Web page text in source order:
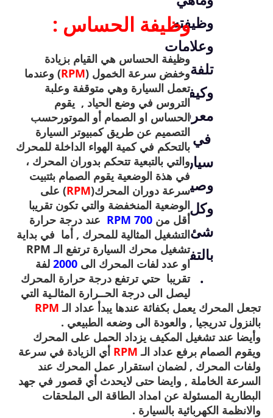
وظيفته
وعلامات
تلفة
وكيفية
معرفته
في
سيارتك
وصيانته
وكل
شئ
بالتفصيل
.
وظيفة الحساس :
وظيفة الحساس هي القيام بزيادة
وخفض سرعة الخمول (RPM) وعندما
تعمل السيارة وهي متوقفة وعلبة
التروس في وضع الحياد , يقوم
الحساس او الصمام أو الموتورحسب
التصميم عن طريق كمبيوتر السيارة
بالتحكم في كمية الهواء الداخلة للمحرك
والتي بالتبعية تتحكم بدوران المحرك ،
في هذة الوضعية يقوم الصمام بثتبيت
سرعة دوران المحرك(RPM) على
الوضعية المنخفضة والتي تكون تقريبا
أقل من 700 RPM
عند درجة حرارة
التشغيل المثالية للمحرك , أما في بداية
او عدد لفات المحرك الى 2000 لفة
تقريبا حتي ترتفع درجة حرارة المحرك
ليصل الى درجة الحــرارة المثالـية التي
تجعل المحرك يعمل بكفائة عندها يبدأ عداد الـ RPM
بالنزول تدريجيا , والعودة الى وضعه الطبيعي .
وأيضا عند تشغيل المكيف يزداد الحمل على المحرك
ويقوم الصمام برفع عداد الـ RPM أي الزيادة في سرعة
ولفات المحرك , لضمان استقرار عمل المحرك عند
السرعة الخاملة , وايضا حتى لايحدث أي قصور في جهد
البطارية المسئولة عن امداد الطاقة الى الملحقات
والانظمة الكهربائية بالسيارة .